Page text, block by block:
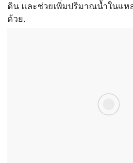
ดิน และช่วยเพิ่มปริมาณน้ำในแห
ด้วย.